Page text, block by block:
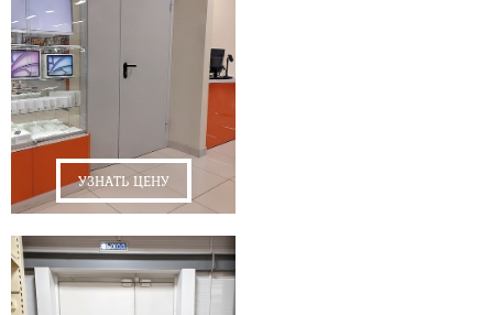
УЗНАТЬ ЦЕНУ